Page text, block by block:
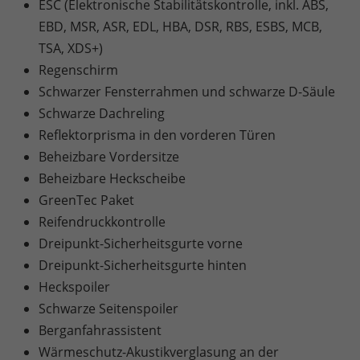
ESC (Elektronische Stabilitätskontrolle, inkl. ABS,
EBD, MSR, ASR, EDL, HBA, DSR, RBS, ESBS, MCB,
TSA, XDS+)
Regenschirm
Schwarzer Fensterrahmen und schwarze D-Säule
Schwarze Dachreling
Reflektorprisma in den vorderen Türen
Beheizbare Vordersitze
Beheizbare Heckscheibe
GreenTec Paket
Reifendruckkontrolle
Dreipunkt-Sicherheitsgurte vorne
Dreipunkt-Sicherheitsgurte hinten
Heckspoiler
Schwarze Seitenspoiler
Berganfahrassistent
Wärmeschutz-Akustikverglasung an der